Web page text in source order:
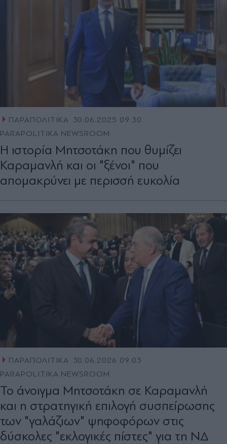
ΠΑΡΑΠΟΛΙΤΙΚΑ 30.06.2025 09:30
PARAPOLITIKA NEWSROOM
Η ιστορία Μητσοτάκη που θυμίζει
Καραμανλή και οι "ξένοι" που
απομακρύνει με περισσή ευκολία
ΠΑΡΑΠΟΛΙΤΙΚΑ 30.06.2026 09:03
PARAPOLITIKA NEWSROOM
Το άνοιγμα Μητσοτάκη σε Καραμανλή
και η στρατηγική επιλογή συσπείρωσης
των "γαλάζιων" ψηφοφόρων στις
δύσκολες "εκλογικές πίστες" για τη ΝΔ